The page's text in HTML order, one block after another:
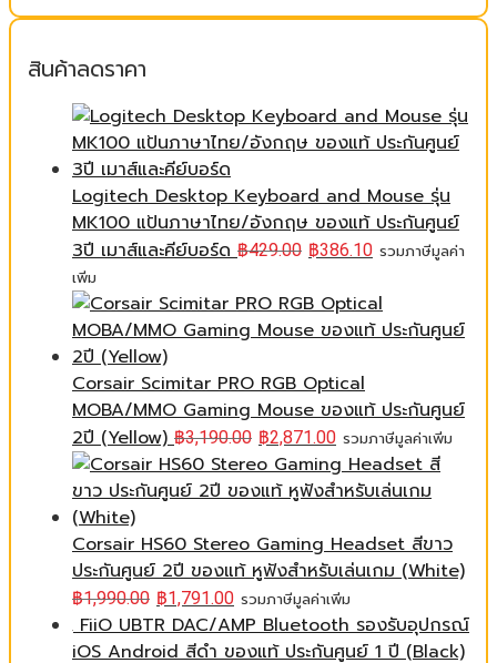
สินค้าลดราคา
Logitech Desktop Keyboard and Mouse รุ่น
MK100 แป้นภาษาไทย/อังกฤษ ของแท้ ประกันศูนย์
3ปี เมาส์และคีย์บอร์ด ฿429.00 ฿386.10 รวมภาษีมูลค่า
เพิ่ม
Corsair Scimitar PRO RGB Optical
MOBA/MMO Gaming Mouse ของแท้ ประกันศูนย์
2ปี (Yellow) ฿3,190.00 ฿2,871.00 รวมภาษีมูลค่าเพิ่ม
Corsair HS60 Stereo Gaming Headset สีขาว
ประกันศูนย์ 2ปี ของแท้ หูฟังสำหรับเล่นเกม (White)
฿1,990.00 ฿1,791.00 รวมภาษีมูลค่าเพิ่ม
FiiO UBTR DAC/AMP Bluetooth รองรับอุปกรณ์
iOS Android สีดำ ของแท้ ประกันศูนย์ 1 ปี (Black)